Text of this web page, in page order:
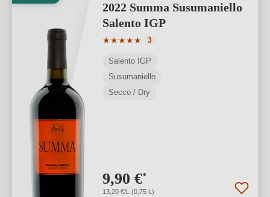
2022 Summa Susumaniello
Salento IGP
★★★★★
Valutazione media di 5 su 5 stelle
3
Salento IGP
Susumaniello
Secco / Dry
9,90 €*
13,20 €/L (0,75 L)